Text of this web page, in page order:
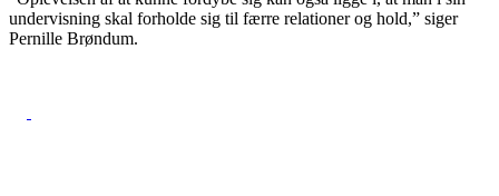
undervisning skal forholde sig til færre relationer og hold,” siger
Pernille Brøndum.